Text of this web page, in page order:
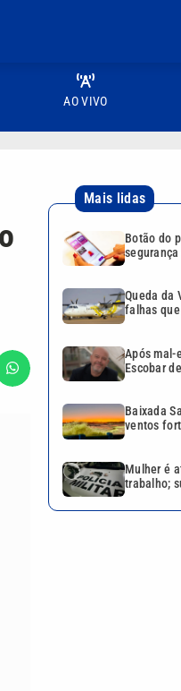
AO VIVO
Mais lidas
Botão do
Queda da
falhas
Após mal-
Escobar
Baixada
ventos
Mulher é
trabalho;